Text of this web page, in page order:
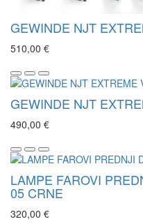
GEWINDE NJT
510,00 €
GEWINDE NJT
490,00 €
LAMPE FAROVI
05 CRNE
320,00 €